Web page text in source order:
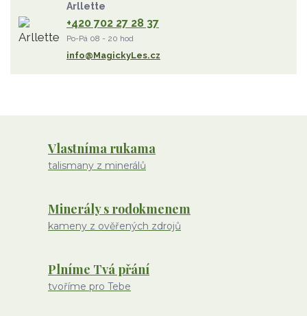
diamant
olivín
želva jahodový křemen
rodochrozit
červený achát
Arllette
+420 702 27 28 37
Po-Pá 08 - 20 hod
info@MagickyLes.cz
Vlastníma rukama
talismany z minerálů
Minerály s rodokmenem
kameny z ověřených zdrojů
Plníme Tvá přání
tvoříme pro Tebe